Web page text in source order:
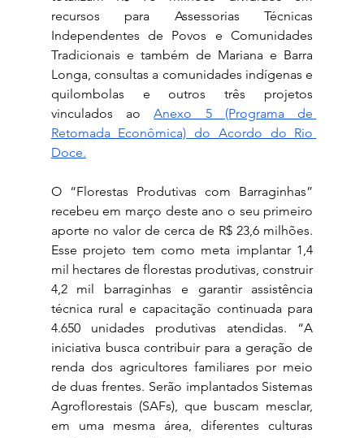
recursos para Assessorias Técnicas
Independentes de Povos e Comunidades
Tradicionais e também de Mariana e Barra
Longa, consultas a comunidades indígenas e
quilombolas e outros três projetos
vinculados ao Anexo 5 (Programa de
Retomada Econômica) do Acordo do Rio
Doce.
O “Florestas Produtivas com Barraginhas”
recebeu em março deste ano o seu primeiro
aporte no valor de cerca de R$ 23,6 milhões.
Esse projeto tem como meta implantar 1,4
mil hectares de florestas produtivas, construir
4,2 mil barraginhas e garantir assistência
técnica rural e capacitação continuada para
4.650 unidades produtivas atendidas. “A
iniciativa busca contribuir para a geração de
renda dos agricultores familiares por meio
de duas frentes. Serão implantados Sistemas
Agroflorestais (SAFs), que buscam mesclar,
em uma mesma área, diferentes culturas